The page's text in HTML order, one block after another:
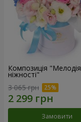
Композиція "Мелодія
ніжності"
3 065 грн
Замовити